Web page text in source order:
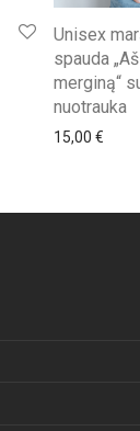
Unisex
spauda
merginą“
nuotrauka
15,00 €